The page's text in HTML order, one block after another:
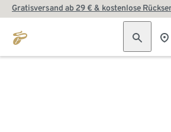
Gratisversand ab 29 € & kostenlose